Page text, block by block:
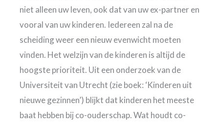
niet alleen uw leven, ook dat van uw ex-partner en
vooral van uw kinderen. Iedereen zal na de
scheiding weer een nieuw evenwicht moeten
vinden. Het welzijn van de kinderen is altijd de
hoogste prioriteit. Uit een onderzoek van de
Universiteit van Utrecht (zie boek: ‘Kinderen uit
nieuwe gezinnen’) blijkt dat kinderen het meeste
baat hebben bij co-ouderschap. Wat houdt co-